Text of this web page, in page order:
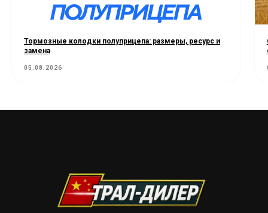
Тормозные колодки полуприцепа: размеры, ресурс и
замена
05.08.2026